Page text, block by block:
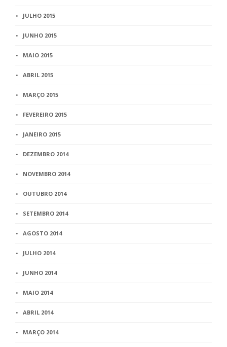
JULHO 2015
JUNHO 2015
MAIO 2015
ABRIL 2015
MARÇO 2015
FEVEREIRO 2015
JANEIRO 2015
DEZEMBRO 2014
NOVEMBRO 2014
OUTUBRO 2014
SETEMBRO 2014
AGOSTO 2014
JULHO 2014
JUNHO 2014
MAIO 2014
ABRIL 2014
MARÇO 2014